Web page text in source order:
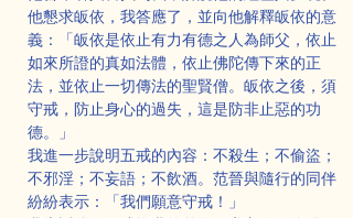
他懇求皈依，我答應了，並向他解釋皈依的意
義：「皈依是依止有力有德之人為師父，依止
如來所證的真如法體，依止佛陀傳下來的正
法，並依止一切傳法的聖賢僧。皈依之後，須
守戒，防止身心的過失，這是防非止惡的功
德。」
我進一步說明五戒的內容：不殺生；不偷盜；
不邪淫；不妄語；不飲酒。范晉與隨行的同伴
紛紛表示：「我們願意守戒！」